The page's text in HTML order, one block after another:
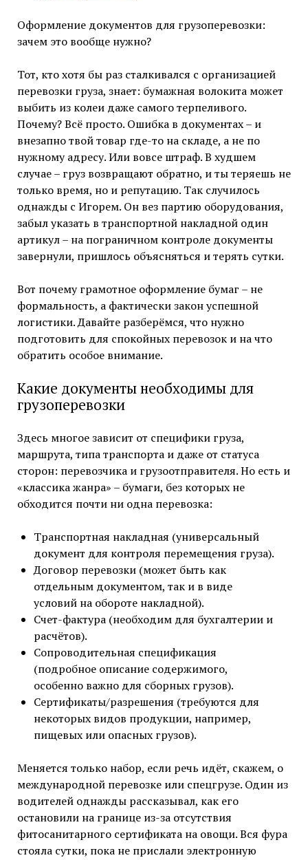
Оформление документов для грузоперевозки:
зачем это вообще нужно?
Тот, кто хотя бы раз сталкивался с организацией
перевозки груза, знает: бумажная волокита может
выбить из колеи даже самого терпеливого.
Почему? Всё просто. Ошибка в документах – и
внезапно твой товар где-то на складе, а не по
нужному адресу. Или вовсе штраф. В худшем
случае – груз возвращают обратно, и ты теряешь не
только время, но и репутацию. Так случилось
однажды с Игорем. Он вез партию оборудования,
забыл указать в транспортной накладной один
артикул – на пограничном контроле документы
завернули, пришлось объясняться и терять сутки.
Вот почему грамотное оформление бумаг – не
формальность, а фактически закон успешной
логистики. Давайте разберёмся, что нужно
подготовить для спокойных перевозок и на что
обратить особое внимание.
Какие документы необходимы для
грузоперевозки
Здесь многое зависит от специфики груза,
маршрута, типа транспорта и даже от статуса
сторон: перевозчика и грузоотправителя. Но есть и
«классика жанра» – бумаги, без которых не
обходится почти ни одна перевозка:
Транспортная накладная (универсальный
документ для контроля перемещения груза).
Договор перевозки (может быть как
отдельным документом, так и в виде
условий на обороте накладной).
Счет-фактура (необходим для бухгалтерии и
расчётов).
Сопроводительная спецификация
(подробное описание содержимого,
особенно важно для сборных грузов).
Сертификаты/разрешения (требуются для
некоторых видов продукции, например,
пищевых или опасных грузов).
Меняется только набор, если речь идёт, скажем, о
международной перевозке или спецгрузе. Один из
водителей однажды рассказывал, как его
остановили на границе из-за отсутствия
фитосанитарного сертификата на овощи. Вся фура
стояла сутки, пока не прислали электронную